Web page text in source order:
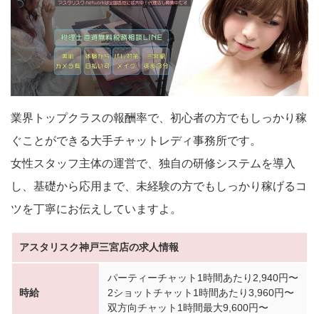
業界トップクラスの報酬率で、初心者の方でもしっかり稼
ぐことができる大手チャットレディ事務所です。
女性スタッフ主体の運営で、独自の研修システムを導入
し、基礎から応用まで、未経験の方でもしっかり稼げるコ
ツを丁寧にお伝えしていますよ。
アスタリスク神戸三宮店の求人情報
時給
パーティーチャット1時間あたり2,940円〜
2ショットチャット1時間あたり3,960円〜
双方向チャット1時間最大9,600円〜